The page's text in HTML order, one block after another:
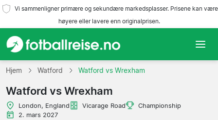
Vi sammenligner primære og sekundære markedsplasser. Prisene kan være
høyere eller lavere enn originalprisen.
Hjem
Lag
Ligaer
Hjem Watford Watford vs Wrexham
Watford vs Wrexham
London, England Vicarage Road
Championship
2. mars 2027